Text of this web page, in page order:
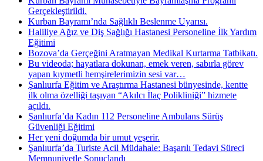
Gerçekleştirildi.
Kurban Bayramı’nda Sağlıklı Beslenme Uyarısı.
Haliliye Ağız ve Diş Sağlığı Hastanesi Personeline İlk Yardım
Eğitimi
Bozova’da Gerçeğini Aratmayan Medikal Kurtarma Tatbikatı.
Bu videoda; hayatlara dokunan, emek veren, sabırla görev
yapan kıymetli hemşirelerimizin sesi var…
Şanlıurfa Eğitim ve Araştırma Hastanesi bünyesinde, kentte
ilk olma özelliği taşıyan “Akılcı İlaç Polikliniği” hizmete
açıldı.
Şanlıurfa’da Kadın 112 Personeline Ambulans Sürüş
Güvenliği Eğitimi
Her yeni doğumda bir umut yeşerir.
Şanlıurfa’da Turiste Acil Müdahale: Başarılı Tedavi Süreci
Memnuniyetle Sonuçlandı